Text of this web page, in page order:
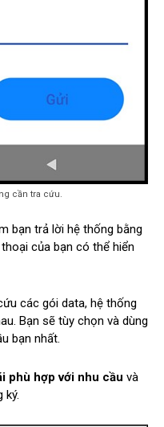
cần tra cứu.
bạn trả lời hệ thống bằng
của bạn có thể hiển
các gói data, hệ thống
Bạn sẽ tùy chọn và dùng
bạn nhất.
phù hợp với nhu cầu và
ký.